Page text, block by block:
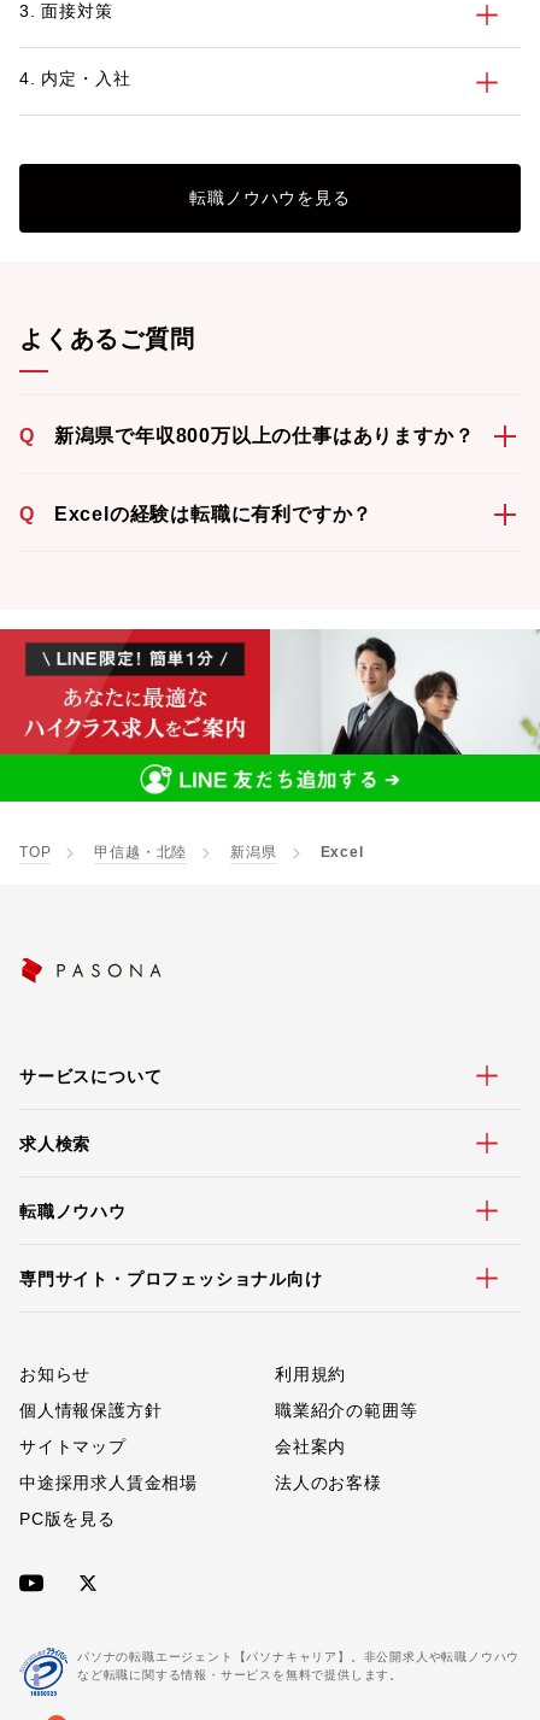
3. 面接対策
4. 内定・入社
転職ノウハウを見る
よくあるご質問
Q 新潟県で年収800万以上の仕事はありますか？
Q Excelの経験は転職に有利ですか？
TOP 甲信越・北陸 新潟県 Excel
サービスについて
求人検索
転職ノウハウ
専門サイト・プロフェッショナル向け
お知らせ
利用規約
個人情報保護方針
職業紹介の範囲等
サイトマップ
会社案内
中途採用求人賃金相場
法人のお客様
PC版を見る
パソナの転職エージェント【パソナキャリア】。非公開求人や転職ノウハウ
など転職に関する情報・サービスを無料で提供します。